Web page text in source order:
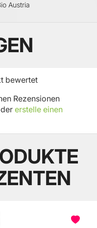
Austria
bewertet
Rezensionen
erstelle einen